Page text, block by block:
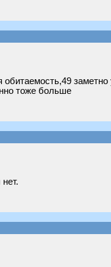
тоже больше